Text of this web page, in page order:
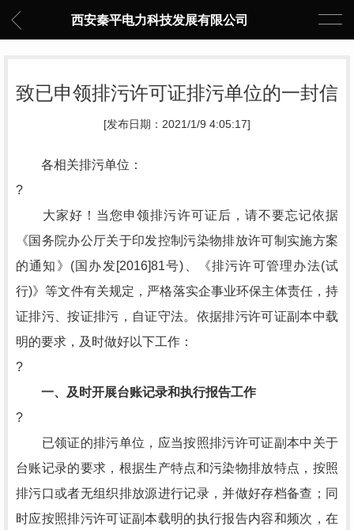
西安秦平电力科技发展有限公司
致已申领排污许可证排污单位的一封信
[发布日期：2021/1/9 4:05:17]
各相关排污单位：
?
大家好！当您申领排污许可证后，请不要忘记依据
《国务院办公厅关于印发控制污染物排放许可制实施方案
的通知》(国办发[2016]81号)、《排污许可管理办法(试
行)》等文件有关规定，严格落实企事业环保主体责任，持
证排污、按证排污，自证守法。依据排污许可证副本中载
明的要求，及时做好以下工作：
?
一、及时开展台账记录和执行报告工作
?
已领证的排污单位，应当按照排污许可证副本中关于
台账记录的要求，根据生产特点和污染物排放特点，按照
排污口或者无组织排放源进行记录，并做好存档备查；同
时应按照排污许可证副本载明的执行报告内容和频次，在